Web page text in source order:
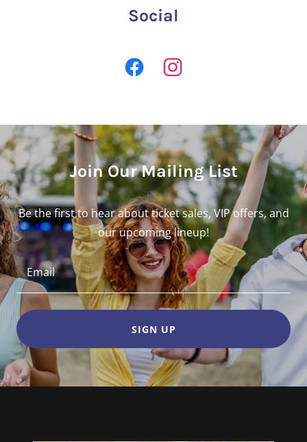
Social
Join Our Mailing List
Be the first to hear about ticket sales, VIP offers, and
our upcoming lineup!
Email
SIGN UP